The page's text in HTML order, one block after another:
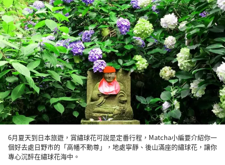
6月夏天到日本旅遊，賞繡球花可說是定番行程，Matcha小編要介紹你一
個好去處日野市的「高幡不動尊」，地處寧靜、後山滿座的繡球花，讓你
專心沉醉在繡球花海中。